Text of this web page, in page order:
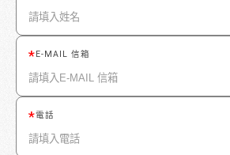
E-MAIL 信箱
電話